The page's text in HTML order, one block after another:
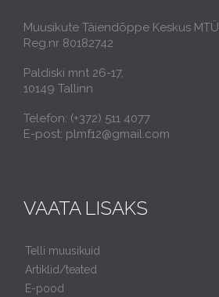
Muusikute Täiendõppe Keskus MTÜ
Reg.nr 80182742
Paldiski mnt 26-17,
10149 Tallinn
Telefon: (+372) 511 4077
E-post: plmf12@gmail.com
VAATA LISAKS
Telli muusikuid
Artiklid/teated
E-pood